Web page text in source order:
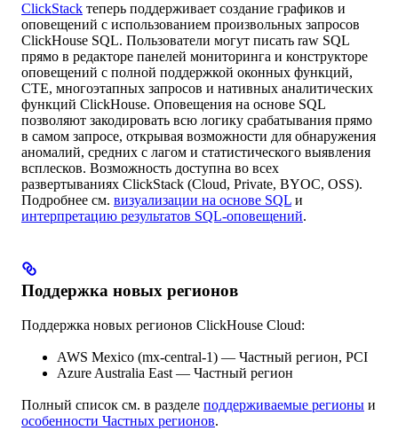
ClickStack теперь поддерживает создание графиков и
оповещений с использованием произвольных запросов
ClickHouse SQL. Пользователи могут писать raw SQL
прямо в редакторе панелей мониторинга и конструкторе
оповещений с полной поддержкой оконных функций,
CTE, многоэтапных запросов и нативных аналитических
функций ClickHouse. Оповещения на основе SQL
позволяют закодировать всю логику срабатывания прямо
в самом запросе, открывая возможности для обнаружения
аномалий, средних с лагом и статистического выявления
всплесков. Возможность доступна во всех
развертываниях ClickStack (Cloud, Private, BYOC, OSS).
Подробнее см. визуализации на основе SQL и
интерпретацию результатов SQL-оповещений.
Поддержка новых регионов
Поддержка новых регионов ClickHouse Cloud:
AWS Mexico (mx-central-1) — Частный регион, PCI
Azure Australia East — Частный регион
Полный список см. в разделе поддерживаемые регионы и
особенности Частных регионов.